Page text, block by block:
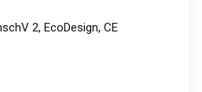
2, EcoDesign, CE